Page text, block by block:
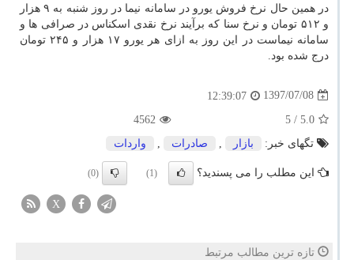
در همین حال نرخ فروش یورو در سامانه نیما در روز شنبه به ۹ هزار
و ۵۱۲ تومان و نرخ سنا كه برآیند نرخ نقدی اسكناس در صرافی ها و
سامانه نیماست در این روز به ازای هر یورو ۱۷ هزار و ۲۴۵ تومان
درج شده بود.
1397/07/08
12:39:07
5.0
/ 5
4562
تگهای خبر:
بازار , صادرات , واردات
این مطلب را می پسندید؟ (1)
(0)
X
تازه ترین مطالب مرتبط